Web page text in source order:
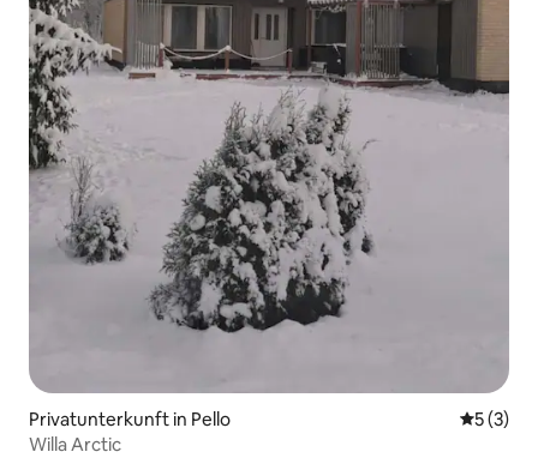
Privatunterkunft in Pello
5 (3)
Willa Arctic